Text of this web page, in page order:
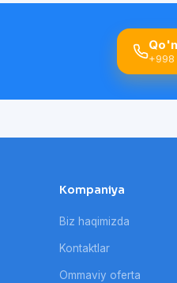
+998
Kompaniya
Biz haqimizda
Kontaktlar
Ommaviy oferta